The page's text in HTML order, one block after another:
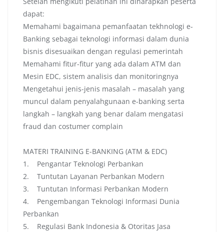
dapat:
Memahami bagaimana pemanfaatan tekhnologi e-
Banking sebagai teknologi informasi dalam dunia
bisnis disesuaikan dengan regulasi pemerintah
Memahami fitur-fitur yang ada dalam ATM dan
Mesin EDC, sistem analisis dan monitoringnya
Mengetahui jenis-jenis masalah – masalah yang
muncul dalam penyalahgunaan e-banking serta
langkah – langkah yang benar dalam mengatasi
fraud dan costumer complain
MATERI TRAINING E-BANKING (ATM & EDC)
1. Pengantar Teknologi Perbankan
2. Tuntutan Layanan Perbankan Modern
3. Tuntutan Informasi Perbankan Modern
4. Pengembangan Teknologi Informasi Dunia
Perbankan
5. Regulasi Bank Indonesia & Otoritas Jasa